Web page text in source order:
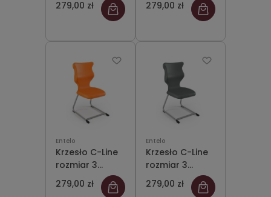
pastelowy
niebieski/stelaż
szary
279,00 zł
pastelowy
zielony/stelaż
szary
279,00 zł
Entelo
Krzesło C-Line
rozmiar 3
siedzisko
pomarańczowy/stelaż
279,00 zł
Entelo
Krzesło C-Line
rozmiar 3
siedzisko
szary/stelaż
279,00 zł